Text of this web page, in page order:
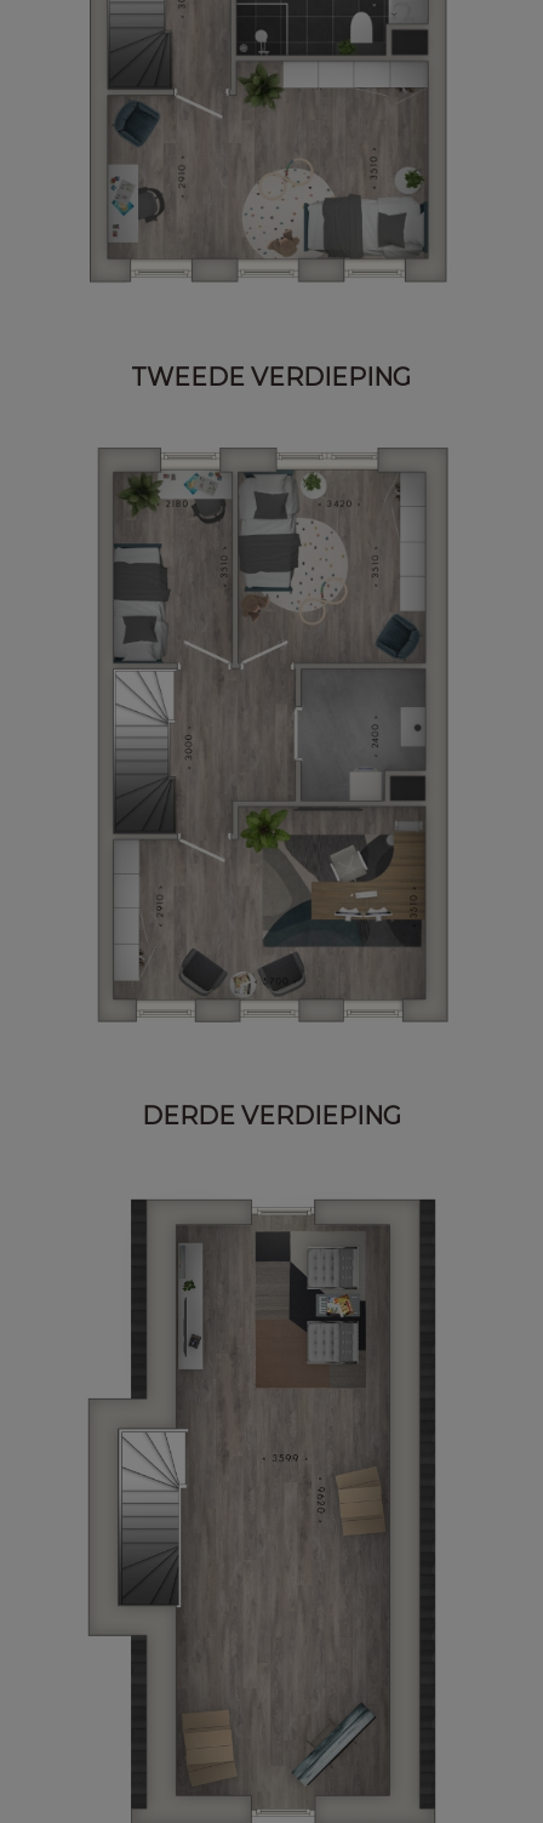
TWEEDE VERDIEPING
DERDE VERDIEPING